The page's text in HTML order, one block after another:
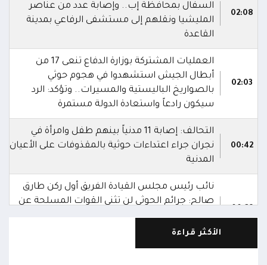
02:08
السفال بمحافظة إب.. وإصابة عدد من عناصر
المليشيا ونقلهم إلى مستشفى الرفاعي بمدينة
القاعدة
02:03
العمليات المشتركة بوزارة الدفاع تنعى 17 من
أبطال الجيش استشهدوا في هجوم حوثي
بالصواريخ الباليستية والمسيرات.. وتؤكد: الرد
سيكون رادعاً واستعادة الدولة مستمرة
00:42
التحالف: إصابة 11 مدنياً بينهم طفل وامرأة في
نجران جراء اعتداءات حوثية بالمقذوفات على الأعيان
المدنية
نائب رئيس مجلس القيادة الفريق أول ركن طارق
صالح: جرائم الحوثي لن تثني القوات المسلحة عن
أداء واجبها الوطني واستعادة الدولة وعاصمتها
صنعاء
الأكثر قراءة